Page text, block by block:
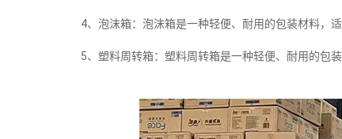
4、泡沫箱：泡沫箱是一种轻便、耐用的包装材料，
5、塑料周转箱：塑料周转箱是一种轻便、耐用的包